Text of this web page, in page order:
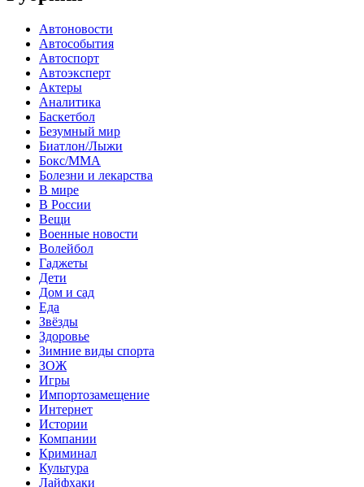
Автоновости
Автособытия
Автоспорт
Автоэксперт
Актеры
Аналитика
Баскетбол
Безумный мир
Биатлон/Лыжи
Бокс/MMA
Болезни и лекарства
В мире
В России
Вещи
Военные новости
Волейбол
Гаджеты
Дети
Дом и сад
Еда
Звёзды
Здоровье
Зимние виды спорта
ЗОЖ
Игры
Импортозамещение
Интернет
Истории
Компании
Криминал
Культура
Лайфхаки